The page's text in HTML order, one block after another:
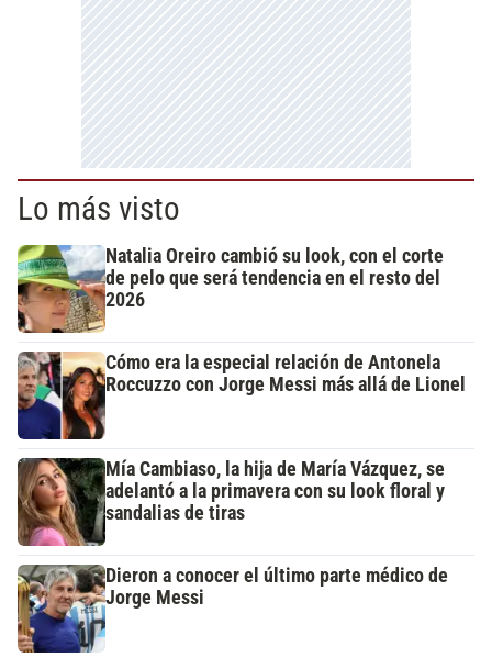
Lo más visto
Natalia Oreiro cambió su look, con el corte
de pelo que será tendencia en el resto del
2026
Cómo era la especial relación de Antonela
Roccuzzo con Jorge Messi más allá de Lionel
Mía Cambiaso, la hija de María Vázquez, se
adelantó a la primavera con su look floral y
sandalias de tiras
Dieron a conocer el último parte médico de
Jorge Messi